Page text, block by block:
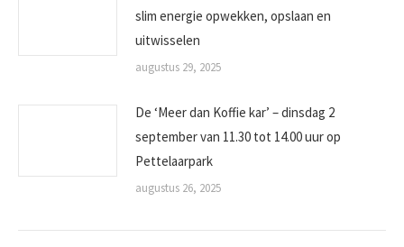
slim energie opwekken, opslaan en
uitwisselen
augustus 29, 2025
De ‘Meer dan Koffie kar’ – dinsdag 2
september van 11.30 tot 14.00 uur op
Pettelaarpark
augustus 26, 2025